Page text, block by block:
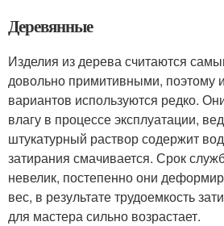
Деревянные
Изделия из дерева считаются
довольно примитивными, поэтому
вариантов используются редко.
влагу в процессе эксплуатации,
штукатурный раствор содержит
затирания смачивается. Срок
невелик, постепенно они
вес, в результате трудоемкость
для мастера сильно возрастает.